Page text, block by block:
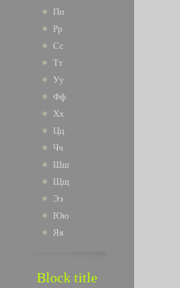
Пп
Рр
Сс
Тт
Уу
Фф
Хх
Цц
Чч
Шш
Щщ
Ээ
Юю
Яя
Block title